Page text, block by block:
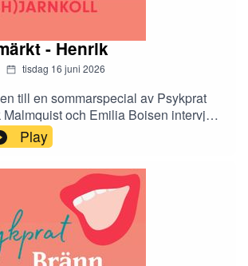
- Henrik
tisdag 16 juni 2026
till en sommarspecial av Psykprat
och Emilia Boisen intervjuar
som medverkar i
Brännmärkt. Brännmärkt är en bok om
den innehåller både dikt, prosa och
får vi höra mer om tankarna
Play